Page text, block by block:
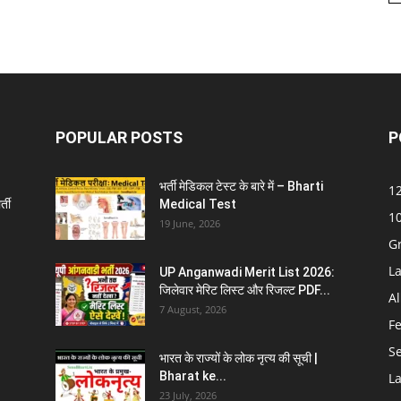
POPULAR POSTS
भर्ती मेडिकल टेस्ट के बारे में – Bharti
Medical Test
19 June, 2026
UP Anganwadi Merit List 2026:
जिलेवार मेरिट लिस्ट और रिजल्ट PDF...
7 August, 2026
भारत के राज्यों के लोक नृत्य की सूची |
Bharat ke...
23 July, 2026